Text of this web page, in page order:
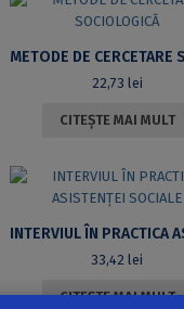
22,73 lei
CITEȘTE MAI MULT
33,42lei
CITEȘTE MAI MULT